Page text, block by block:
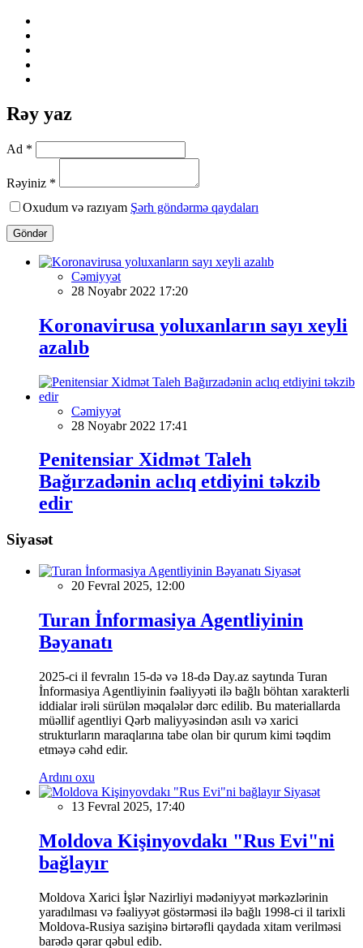
Rəy yaz
Ad *
Rəyiniz *
Oxudum və razıyam Şərh göndərmə qaydaları
Göndər
Cəmiyyət
28 Noyabr 2022 17:20
Koronavirusa yoluxanların sayı xeyli
azalıb
Cəmiyyət
28 Noyabr 2022 17:41
Penitensiar Xidmət Taleh
Bağırzadənin aclıq etdiyini təkzib
edir
Siyasət
Siyasət
20 Fevral 2025, 12:00
Turan İnformasiya Agentliyinin
Bəyanatı
2025-ci il fevralın 15-də və 18-də Day.az saytında Turan
İnformasiya Agentliyinin fəaliyyəti ilə bağlı böhtan xarakterli
iddialar irəli sürülən məqalələr dərc edilib. Bu materiallarda
müəllif agentliyi Qərb maliyyəsindən asılı və xarici
strukturların maraqlarına tabe olan bir qurum kimi təqdim
etməyə cəhd edir.
Ardını oxu
Siyasət
13 Fevral 2025, 17:40
Moldova Kişinyovdakı "Rus Evi"ni
bağlayır
Moldova Xarici İşlər Nazirliyi mədəniyyət mərkəzlərinin
yaradılması və fəaliyyət göstərməsi ilə bağlı 1998-ci il tarixli
Moldova-Rusiya sazişinə birtərəfli qaydada xitam verilməsi
barədə qərar qəbul edib.